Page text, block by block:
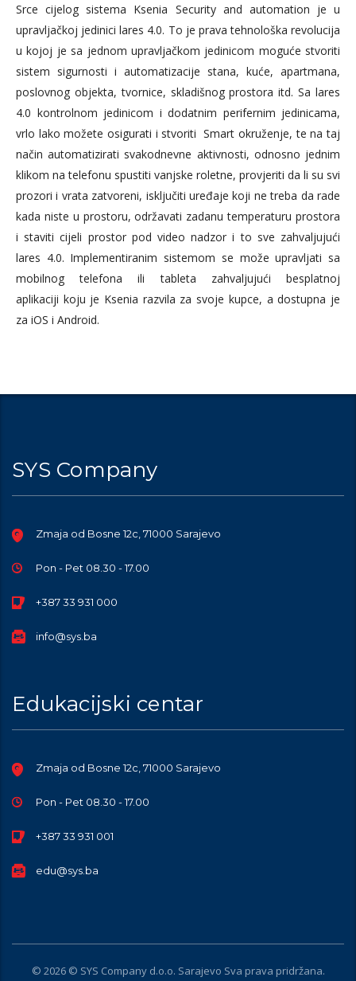
Srce cijelog sistema Ksenia Security and automation je u
upravljačkoj jedinici lares 4.0. To je prava tehnološka revolucija
u kojoj je sa jednom upravljačkom jedinicom moguće stvoriti
sistem sigurnosti i automatizacije stana, kuće, apartmana,
poslovnog objekta, tvornice, skladišnog prostora itd. Sa lares
4.0 kontrolnom jedinicom i dodatnim perifernim jedinicama,
vrlo lako možete osigurati i stvoriti Smart okruženje, te na taj
način automatizirati svakodnevne aktivnosti, odnosno jednim
klikom na telefonu spustiti vanjske roletne, provjeriti da li su svi
prozori i vrata zatvoreni, isključiti uređaje koji ne treba da rade
kada niste u prostoru, održavati zadanu temperaturu prostora
i staviti cijeli prostor pod video nadzor i to sve zahvaljujući
lares 4.0. Implementiranim sistemom se može upravljati sa
mobilnog telefona ili tableta zahvaljujući besplatnoj
aplikaciji koju je Ksenia razvila za svoje kupce, a dostupna je
za iOS i Android.
SYS Company
Zmaja od Bosne 12c, 71000 Sarajevo
Pon - Pet 08.30 - 17.00
+387 33 931 000
info@sys.ba
Edukacijski centar
Zmaja od Bosne 12c, 71000 Sarajevo
Pon - Pet 08.30 - 17.00
+387 33 931 001
edu@sys.ba
© 2026 © SYS Company d.o.o. Sarajevo Sva prava pridržana.